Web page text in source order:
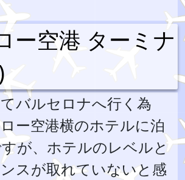
ー空港 ターミナ
バルセロナへ行く為
ー空港横のホテルに泊
が、ホテルのレベルと
スが取れていないと感